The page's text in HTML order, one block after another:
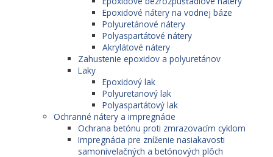
Epoxidové nátery na vodnej báze
Polyuretánové nátery
Polyaspartátové nátery
Akrylátové nátery
Zahustenie epoxidov a polyuretánov
Laky
Epoxidový lak
Polyuretanový lak
Polyaspartátový lak
Ochranné nátery a impregnácie
Ochrana betónu proti zmrazovacím cyklom
Impregnácia pre zníženie nasiakavosti
samonivelačných a betónových plôch